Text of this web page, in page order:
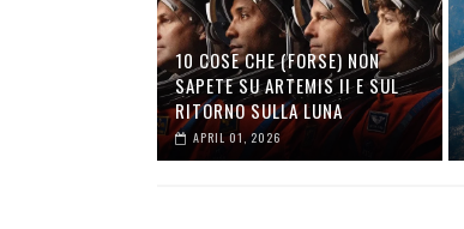
10 COSE CHE (FORSE) NON
SAPETE SU ARTEMIS II E SUL
RITORNO SULLA LUNA
APRIL 01, 2026